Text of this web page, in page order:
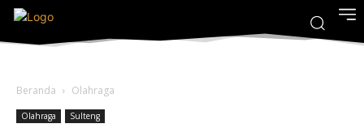
Beranda Olahraga
Olahraga Sulteng